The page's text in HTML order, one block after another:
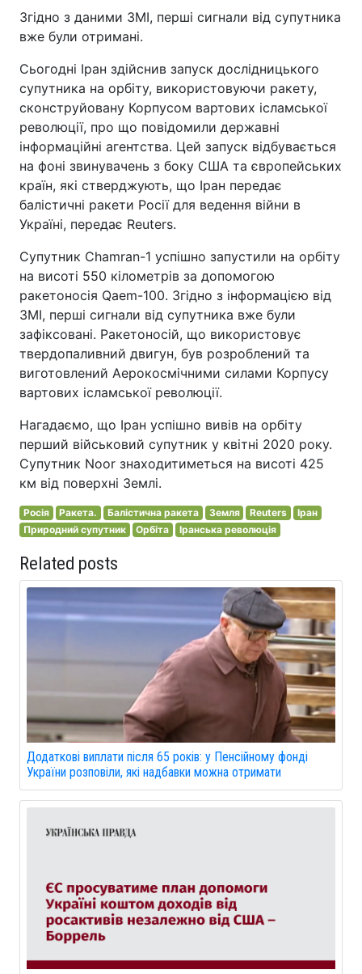
Згідно з даними ЗМІ, перші сигнали від супутника
вже були отримані.
Сьогодні Іран здійснив запуск дослідницького
супутника на орбіту, використовуючи ракету,
сконструйовану Корпусом вартових ісламської
революції, про що повідомили державні
інформаційні агентства. Цей запуск відбувається
на фоні звинувачень з боку США та європейських
країн, які стверджують, що Іран передає
балістичні ракети Росії для ведення війни в
Україні, передає Reuters.
Супутник Chamran-1 успішно запустили на орбіту
на висоті 550 кілометрів за допомогою
ракетоносія Qaem-100. Згідно з інформацією від
ЗМІ, перші сигнали від супутника вже були
зафіксовані. Ракетоносій, що використовує
твердопаливний двигун, був розроблений та
виготовлений Аерокосмічними силами Корпусу
вартових ісламської революції.
Нагадаємо, що Іран успішно вивів на орбіту
перший військовий супутник у квітні 2020 року.
Супутник Noor знаходитиметься на висоті 425
км від поверхні Землі.
Росія Ракета. Балістична ракета Земля Reuters
Іран
Природний супутник
Орбіта Іранська революція
Related posts
Додаткові виплати після 65 років: у Пенсійному фонді
України розповіли, які надбавки можна отримати